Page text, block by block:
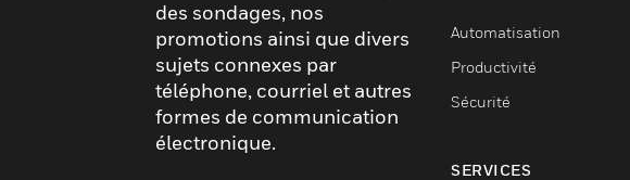
des sondages, nos
promotions ainsi que divers
sujets connexes par
téléphone, courriel et autres
formes de communication
électronique.
Automatisation
Productivité
Sécurité
SERVICES